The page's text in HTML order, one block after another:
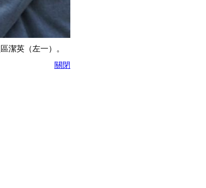
潔英（左一）。
關閉